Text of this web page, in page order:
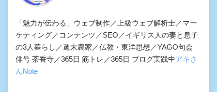
「魅力が伝わる」ウェブ制作／上級ウェブ解析士／マー
ケティング／コンテンツ／SEO／イギリス人の妻と息子
の3人暮らし／週末農家／仏教・東洋思想／YAGO句会
俳号 茶香寺／365日 筋トレ／365日 ブログ実践中アキさ
んNote